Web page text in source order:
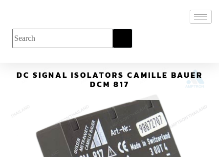
DC SIGNAL ISOLATORS CAMILLE BAUER
DCM 817